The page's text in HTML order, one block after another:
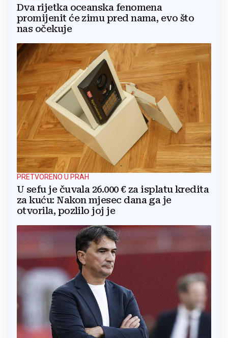
Dva rijetka oceanska fenomena
promijenit će zimu pred nama, evo što
nas očekuje
PRETVORENO U PRAH
U sefu je čuvala 26.000 € za isplatu kredita
za kuću: Nakon mjesec dana ga je
otvorila, pozlilo joj je